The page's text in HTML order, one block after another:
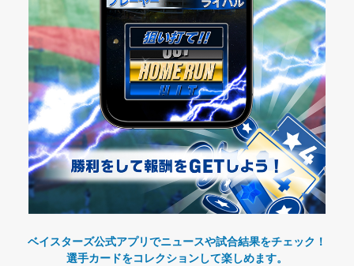
ベイスターズ公式アプリでニュースや試合結果をチェック！
選手カードをコレクションして楽しめます。